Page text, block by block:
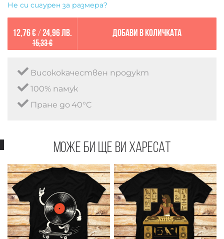
Не си сигурен за размера?
12,76 €/ 24,96 лв.
15,33 €
Добави в количката
Висококачествен продукт
100% памук
Пране до 40°C
Може би ще ви харесат